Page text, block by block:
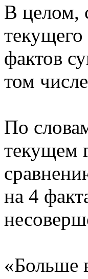
В целом,
текущего
фактов
том
По
текущем
на 4
«Больше